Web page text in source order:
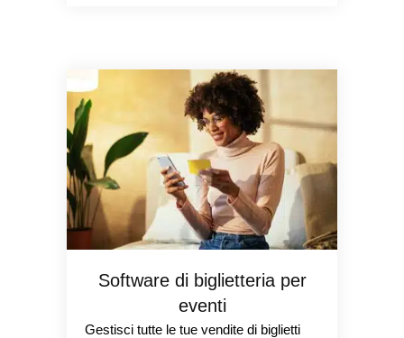
Software di biglietteria per
eventi
Gestisci tutte le tue vendite di biglietti